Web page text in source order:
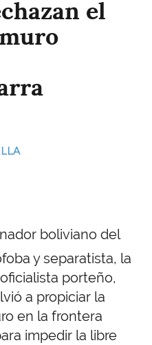
el
boliviano del
y separatista, la
porteño,
a propiciar la
en la frontera
impedir la libre